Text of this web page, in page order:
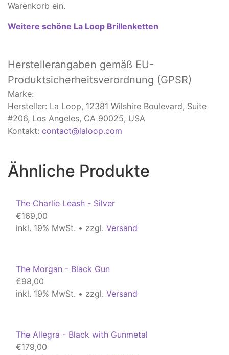
Warenkorb ein.
Weitere schöne La Loop Brillenketten
Herstellerangaben gemäß EU-
Produktsicherheitsverordnung (GPSR)
Marke:
Hersteller: La Loop, 12381 Wilshire Boulevard, Suite
#206, Los Angeles, CA 90025, USA
Kontakt: contact@laloop.com
Ähnliche Produkte
The Charlie Leash - Silver
€169,00
inkl. 19% MwSt. • zzgl. Versand
The Morgan - Black Gun
€98,00
inkl. 19% MwSt. • zzgl. Versand
The Allegra - Black with Gunmetal
€179,00